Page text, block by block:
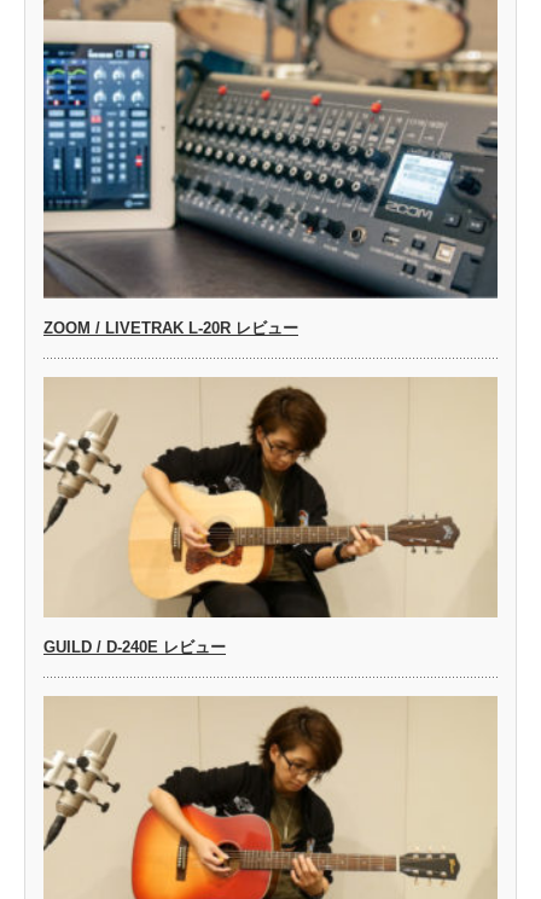
ZOOM / LIVETRAK L-20R レビュー
GUILD / D-240E レビュー